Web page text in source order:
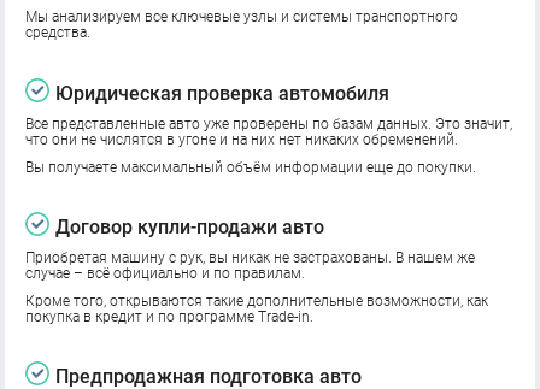
Мы анализируем все ключевые узлы и системы транспортного
средства.
Юридическая проверка автомобиля
Все представленные авто уже проверены по базам данных. Это значит,
что они не числятся в угоне и на них нет никаких обременений.
Вы получаете максимальный объём информации еще до покупки.
Договор купли-продажи авто
Приобретая машину с рук, вы никак не застрахованы. В нашем же
случае – всё официально и по правилам.
Кроме того, открываются такие дополнительные возможности, как
покупка в кредит и по программе Trade-in.
Предпродажная подготовка авто